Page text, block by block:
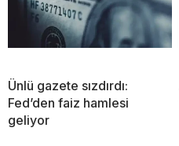
Ünlü gazete sızdırdı:
Fed’den faiz hamlesi
geliyor